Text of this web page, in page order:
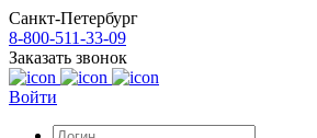
Санкт-Петербург
8-800-511-33-09
Заказать звонок
Войти